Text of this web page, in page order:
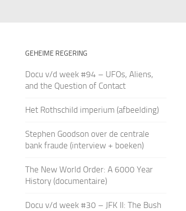
GEHEIME REGERING
Docu v/d week #94 – UFOs, Aliens,
and the Question of Contact
Het Rothschild imperium (afbeelding)
Stephen Goodson over de centrale
bank fraude (interview + boeken)
The New World Order: A 6000 Year
History (documentaire)
Docu v/d week #30 – JFK II: The Bush